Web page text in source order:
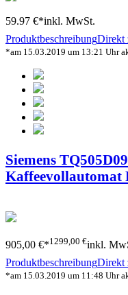
59.97 €*inkl. MwSt.
ProduktbeschreibungDirekt
*am 15.03.2019 um 13:21 Uhr
Siemens
Kaffeevollautomat
905,00 €*1299,00 €inkl.
ProduktbeschreibungDirekt
*am 15.03.2019 um 11:48 Uhr